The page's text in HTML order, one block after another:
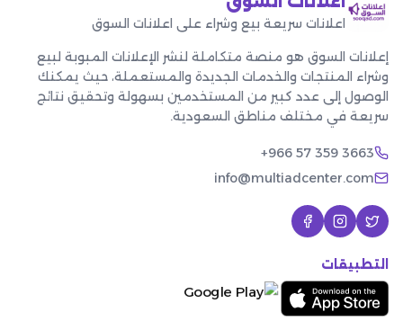
اعلانات سريعة بيع وشراء على اعلانات السوق
إعلانات السوق هو منصة متكاملة لنشر الإعلانات المبوبة لبيع
وشراء المنتجات والخدمات الجديدة والمستعملة، حيث يمكنك
الوصول إلى عدد كبير من المستخدمين بسهولة وتحقيق نتائج
سريعة في مختلف مناطق السعودية.
+966 57 359 3663
info@multiadcenter.com
التطبيقات